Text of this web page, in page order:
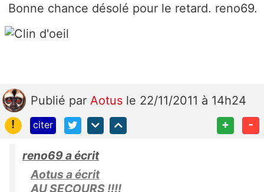
Bonne chance désolé pour le retard. reno69.
Publié par Aotus le 22/11/2011 à 14h24
!
citer + -
reno69 a écrit
Aotus a écrit
AU SECOURS !!!!